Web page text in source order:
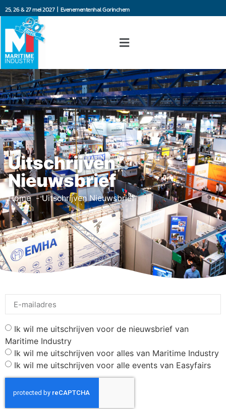
25, 26 & 27 mei 2027 | Evenementenhal Gorinchem
Uitschrijven
Nieuwsbrief
Home Uitschrijven Nieuwsbrief
Ik wil me uitschrijven voor de nieuwsbrief van
Maritime Industry
Ik wil me uitschrijven voor alles van Maritime Industry
Ik wil me uitschrijven voor alle events van Easyfairs